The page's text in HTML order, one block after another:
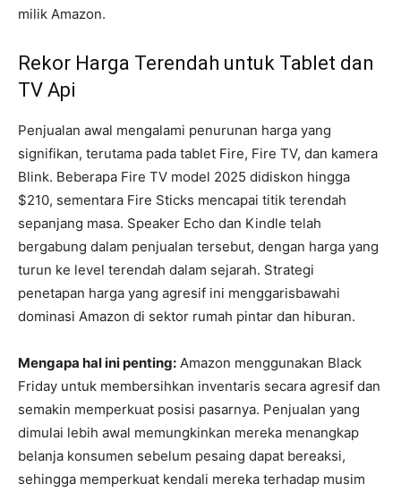
milik Amazon.
Rekor Harga Terendah untuk Tablet dan
TV Api
Penjualan awal mengalami penurunan harga yang
signifikan, terutama pada tablet Fire, Fire TV, dan kamera
Blink. Beberapa Fire TV model 2025 didiskon hingga
$210, sementara Fire Sticks mencapai titik terendah
sepanjang masa. Speaker Echo dan Kindle telah
bergabung dalam penjualan tersebut, dengan harga yang
turun ke level terendah dalam sejarah. Strategi
penetapan harga yang agresif ini menggarisbawahi
dominasi Amazon di sektor rumah pintar dan hiburan.
Mengapa hal ini penting: Amazon menggunakan Black
Friday untuk membersihkan inventaris secara agresif dan
semakin memperkuat posisi pasarnya. Penjualan yang
dimulai lebih awal memungkinkan mereka menangkap
belanja konsumen sebelum pesaing dapat bereaksi,
sehingga memperkuat kendali mereka terhadap musim